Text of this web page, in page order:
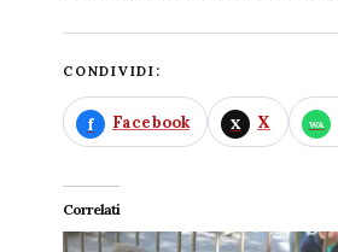
CONDIVIDI:
Facebook X
Correlati